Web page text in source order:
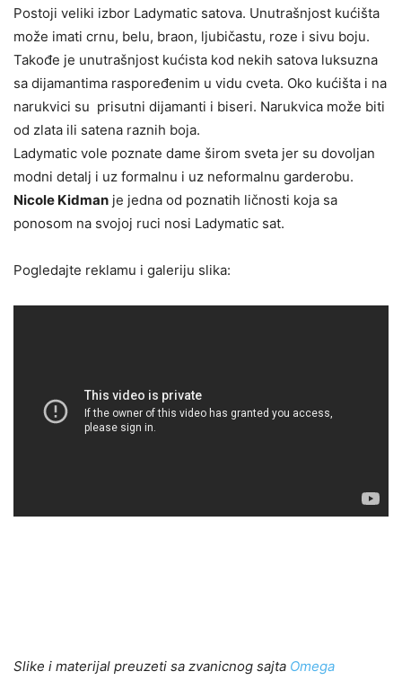
Postoji veliki izbor Ladymatic satova. Unutrašnjost kućišta
može imati crnu, belu, braon, ljubičastu, roze i sivu boju.
Takođe je unutrašnjost kućista kod nekih satova luksuzna
sa dijamantima raspoređenim u vidu cveta. Oko kućišta i na
narukvici su prisutni dijamanti i biseri. Narukvica može biti
od zlata ili satena raznih boja.
Ladymatic vole poznate dame širom sveta jer su dovoljan
modni detalj i uz formalnu i uz neformalnu garderobu.
Nicole Kidman je jedna od poznatih ličnosti koja sa
ponosom na svojoj ruci nosi Ladymatic sat.
Pogledajte reklamu i galeriju slika:
Slike i materijal preuzeti sa zvanicnog sajta Omega